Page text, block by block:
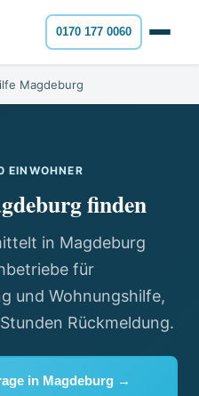
0170 177 0060
Magdeburg
finden
in Magdeburg
für
und Wohnungshilfe,
Rückmeldung.
in Magdeburg →